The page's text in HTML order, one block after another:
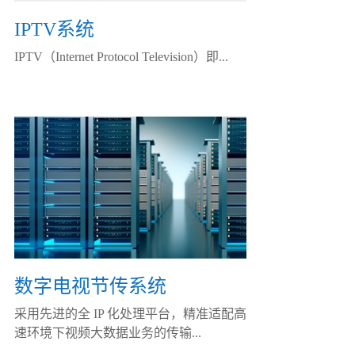
IPTV系统
IPTV（Internet Protocol Television）即...
数字电视节传系统
采用先进的全 IP 化处理平台，精准适配高
速环境下视频大数据业务的传输...